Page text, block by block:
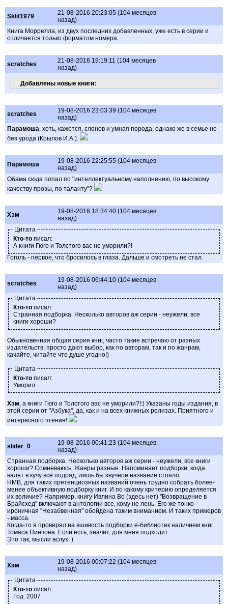
Sklif1979
21-08-2016 20:23:05 (104 месяцев
назад)
Книга Моррелла, из двух последних добавленных, уже есть в серии и
отличается только форматом номера.
scratches
21-08-2016 19:19:11 (104 месяцев
назад)
Добавлены новые книги:
scratches
19-08-2016 23:03:39 (104 месяцев
назад)
Парамоша, хоть, кажется, слонов и умная порода, однако же в семье не
без урода (Крылов И.А.).
Парамоша
19-08-2016 22:25:55 (104 месяцев
назад)
Обама сюда попал по "интеллектуальному наполнению, по высокому
качеству прозы, по таланту"?
Хэм
19-08-2016 18:34:40 (104 месяцев
назад)
Цитата
Кто-то писал:
А книги Гюго и Толстого вас не уморили?!
Гоголь - первое, что бросилось в глаза. Дальше и смотреть не стал.
scratches
19-08-2016 06:44:10 (104 месяцев
назад)
Цитата
Кто-то писал:
Странная подборка. Несколько авторов аж серии - неужели, все
книги хороши?
Обыкновенная общая серия книг, часто такие встречаю от разных
издательств, просто дают выбор, как по авторам, так и по жанрам,
качайте, читайте что душе угодно!)
Цитата
Кто-то писал:
Уморил
Хэм, а книги Гюго и Толстого вас не уморили?!:) Указаны годы издания, в
этой серии от "Азбука", да, как и на всех книжных релизах. Приятного и
интересного чтения!
slider_0
19-08-2016 00:41:23 (104 месяцев
назад)
Странная подборка. Несколько авторов аж серии - неужели, все книги
хороши? Сомневаюсь. Жанры разные. Напоминает подборки, когда
валят в кучу всё подряд, лишь бы звучное название стояло.
НМВ, для таких претенциозных названий очень трудно собрать более-
менее объективную подборку книг. И по какому критерию определяется
их величие? Например, книгу Ивлина Во (здесь нет) "Возвращение в
Брайсхед" включают в антологии все, кому не лень. Его же тонко-
ироничная "Незабвенная" обойдена таким вниманием. И таких примеров
- масса.
Когда-то я проверял на вшивость подборки е-библиотек наличием книг
Томаса Пинчона. Если есть, значит, для меня подходит.
Это так, мысли вслух. )
Хэм
19-08-2016 00:07:22 (104 месяцев
назад)
Цитата
Кто-то писал:
Год: 2007